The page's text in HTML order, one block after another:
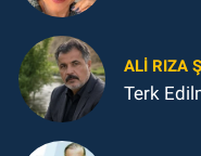
ALI RIZA
Terk